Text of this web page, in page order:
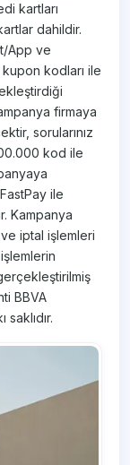
kartları
dahildir.
App ve
kodları ile
firmaya
sorularınız
kod ile
ile
Kampanya
ve iptal işlemleri
BBVA